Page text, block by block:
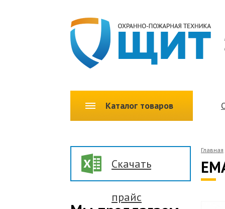
Каталог товаров
Главная
Скачать
прайс